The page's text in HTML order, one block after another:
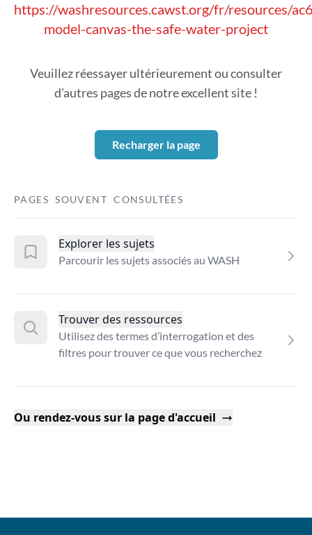
https://washresources.cawst.org/fr/resources/
model-canvas-the-safe-water-project
Veuillez réessayer ultérieurement ou consulter
d’autres pages de notre excellent site !
Recharger la page
PAGES SOUVENT CONSULTÉES
Explorer les sujets
Parcourir les sujets associés au WASH
Trouver des ressources
Utilisez des termes d’interrogation et des
filtres pour trouver ce que vous recherchez
Ou rendez-vous sur la page d'accueil